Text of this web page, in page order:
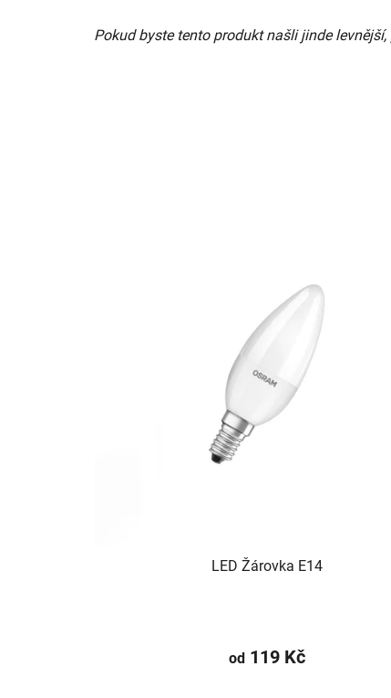
Pokud byste tento produkt našli jinde
LED Žárovka E14
od119 Kč